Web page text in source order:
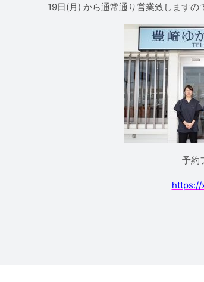
19日(月) から通常通り営業致しますの
予約
https://